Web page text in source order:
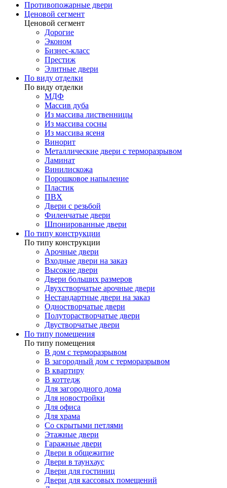
Противопожарные двери
Ценовой сегмент
Ценовой сегмент
Дорогие
Эконом
Бизнес-класс
Престиж
Элитные двери
По виду отделки
По виду отделки
МДФ
Массив дуба
Из массива лиственницы
Из массива сосны
Из массива ясеня
Винорит
Металлические двери с терморазрывом
Ламинат
Винилискожа
Порошковое напыление
Пластик
ПВХ
Двери с резьбой
Филенчатые двери
Шпонированные двери
По типу конструкции
По типу конструкции
Арочные двери
Входные двери на заказ
Высокие двери
Двери больших размеров
Двухстворчатые арочные двери
Нестандартные двери на заказ
Одностворчатые двери
Полуторастворчатые двери
Двустворчатые двери
По типу помещения
По типу помещения
В дом с терморазрывом
В загородный дом с терморазрывом
В квартиру
В коттедж
Для загородного дома
Для новостройки
Для офиса
Для храма
Со скрытыми петлями
Этажные двери
Гаражные двери
Двери в общежитие
Двери в таунхаус
Двери для гостиниц
Двери для кассовых помещений